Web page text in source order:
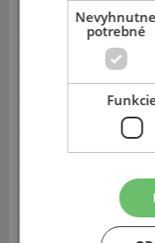
Kruhová dráha
Brzdenie - mokro
Aquaplaning v zákrute
Ovládateľnosť - sucho
Brzdenie - sucho
Nevyhnutne
potrebné